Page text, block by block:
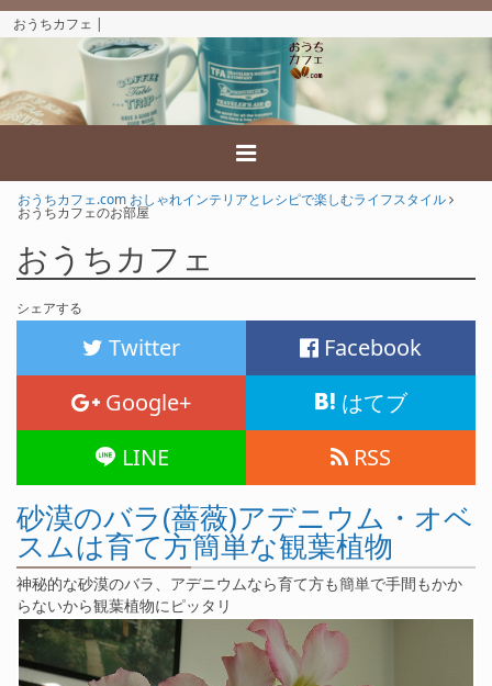
おうちカフェ |
おうちカフェ.com おしゃれインテリアとレシピで楽しむライフスタイル
おうちカフェのお部屋
おうちカフェ
シェアする
Twitter
Facebook
Google+
はてブ
LINE
RSS
砂漠のバラ(薔薇)アデニウム・オベ
スムは育て方簡単な観葉植物
神秘的な砂漠のバラ、アデニウムなら育て方も簡単で手間もかか
らないから観葉植物にピッタリ